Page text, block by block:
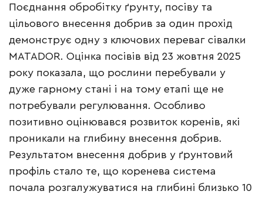
Поєднання обробітку ґрунту, посіву та
цільового внесення добрив за один прохід
демонструє одну з ключових переваг сівалки
MATADOR. Оцінка посівів від 23 жовтня 2025
року показала, що рослини перебували у
дуже гарному стані і на тому етапі ще не
потребували регулювання. Особливо
позитивно оцінювався розвиток коренів, які
проникали на глибину внесення добрив.
Результатом внесення добрив у ґрунтовий
профіль стало те, що коренева система
почала розгалужуватися на глибині близько 10